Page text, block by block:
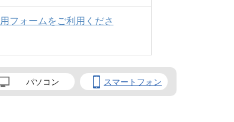
フォームをご利用くださ
パソコン スマートフォン